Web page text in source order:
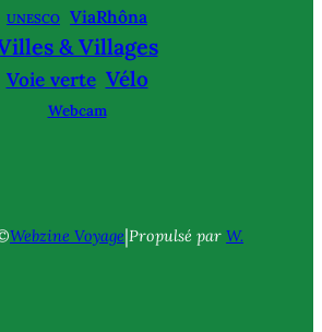
UNESCO ViaRhôna
& Villages
Voie verte Vélo
Webcam
Webzine Voyage|Propulsé par W.